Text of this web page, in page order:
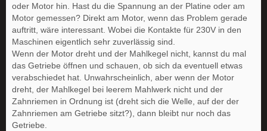
oder Motor hin. Hast du die Spannung an der Platine oder am
Motor gemessen? Direkt am Motor, wenn das Problem gerade
auftritt, wäre interessant. Wobei die Kontakte für 230V in den
Maschinen eigentlich sehr zuverlässig sind.
Wenn der Motor dreht und der Mahlkegel nicht, kannst du mal
das Getriebe öffnen und schauen, ob sich da eventuell etwas
verabschiedet hat. Unwahrscheinlich, aber wenn der Motor
dreht, der Mahlkegel bei leerem Mahlwerk nicht und der
Zahnriemen in Ordnung ist (dreht sich die Welle, auf der der
Zahnriemen am Getriebe sitzt?), dann bleibt nur noch das
Getriebe.